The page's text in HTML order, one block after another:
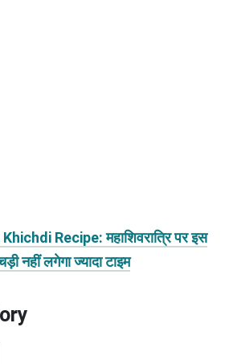
Recipe: महाशिवरात्रि पर इस
नहीं लगेगा ज्यादा टाइम